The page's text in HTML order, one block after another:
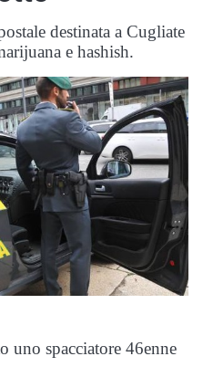
destinata a Cugliate
e hashish.
uno spacciatore 46enne